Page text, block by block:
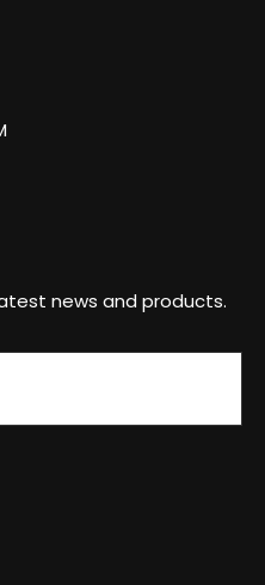
news and products.